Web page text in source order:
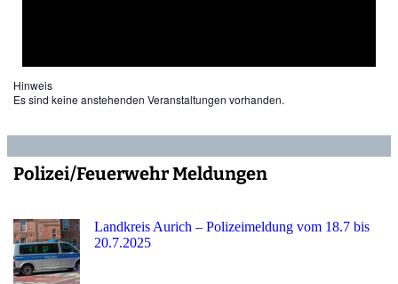
Hinweis
Es sind keine anstehenden Veranstaltungen vorhanden.
Polizei/Feuerwehr Meldungen
Landkreis Aurich – Polizeimeldung vom 18.7 bis
20.7.2025